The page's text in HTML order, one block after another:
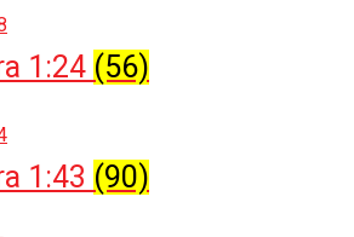
1:24 (56)
1:43 (90)